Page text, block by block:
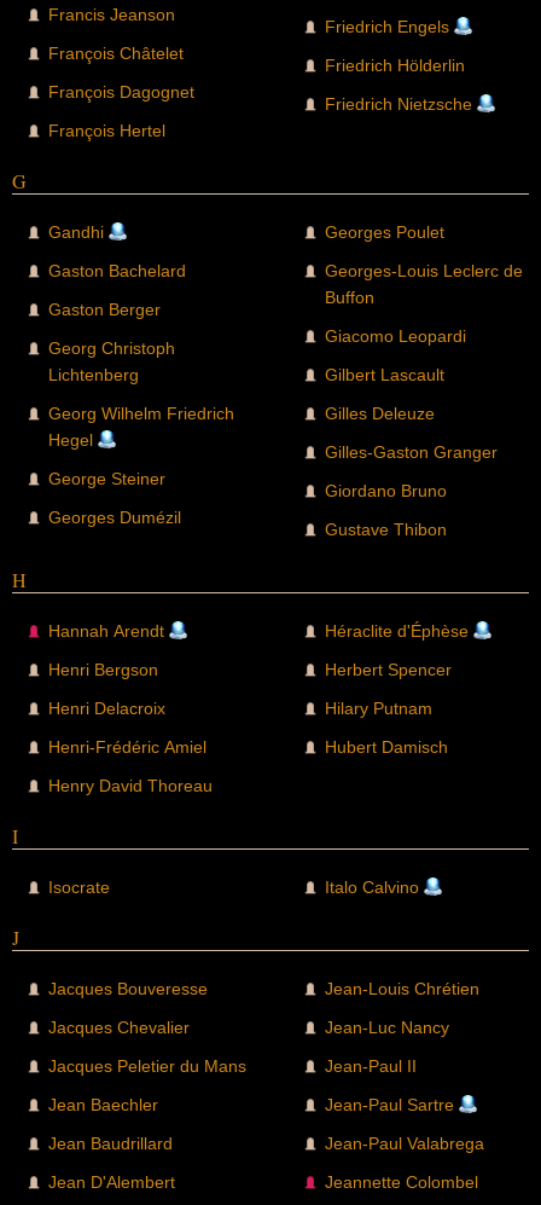
Francis Jeanson
François Châtelet
François Dagognet
François Hertel
Friedrich Engels
Friedrich Hölderlin
Friedrich Nietzsche
G
Gandhi
Gaston Bachelard
Gaston Berger
Georg Christoph
Lichtenberg
Georg Wilhelm Friedrich
Hegel
George Steiner
Georges Dumézil
Georges Poulet
Georges-Louis Leclerc de
Buffon
Giacomo Leopardi
Gilbert Lascault
Gilles Deleuze
Gilles-Gaston Granger
Giordano Bruno
Gustave Thibon
H
Hannah Arendt
Henri Bergson
Henri Delacroix
Henri-Frédéric Amiel
Henry David Thoreau
Héraclite d'Éphèse
Herbert Spencer
Hilary Putnam
Hubert Damisch
I
Isocrate Italo Calvino
J
Jacques Bouveresse
Jacques Chevalier
Jacques Peletier du Mans
Jean Baechler
Jean Baudrillard
Jean D'Alembert
Jean-Louis Chrétien
Jean-Luc Nancy
Jean-Paul II
Jean-Paul Sartre
Jean-Paul Valabrega
Jeannette Colombel